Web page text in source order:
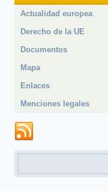
Actualidad europea
Derecho de la UE
Documentos
Mapa
Enlaces
Menciones legales